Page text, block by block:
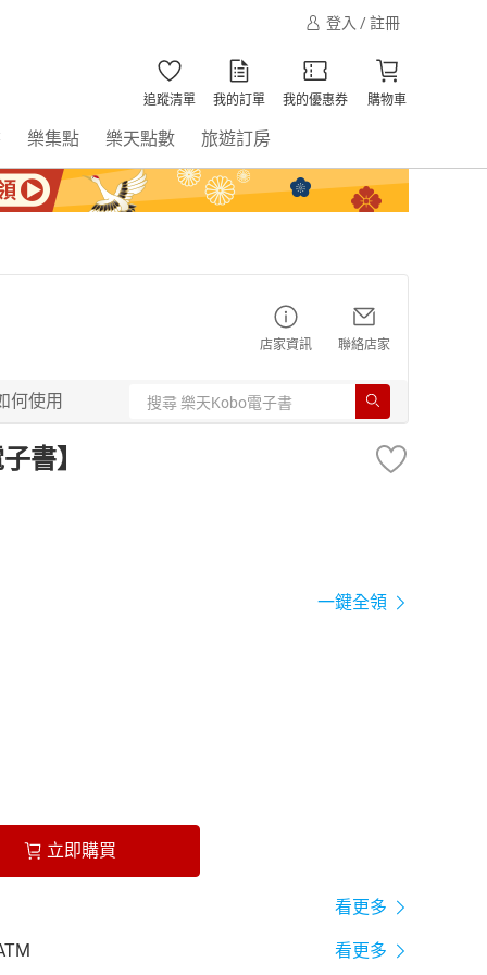
登入 / 註冊
追蹤清單 我的訂單 我的優惠券 購物車
樂集點 樂天點數 旅遊訂房
店家資訊 聯絡店家
何使用
書】
一鍵全領
立即購買
看更多
看更多